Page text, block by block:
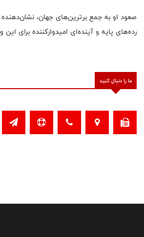
صعود او به جمع برترین‌های جهان،
رده‌های پایه و آینده‌ای امیدوارکننده برای
ما را دنبال کنید